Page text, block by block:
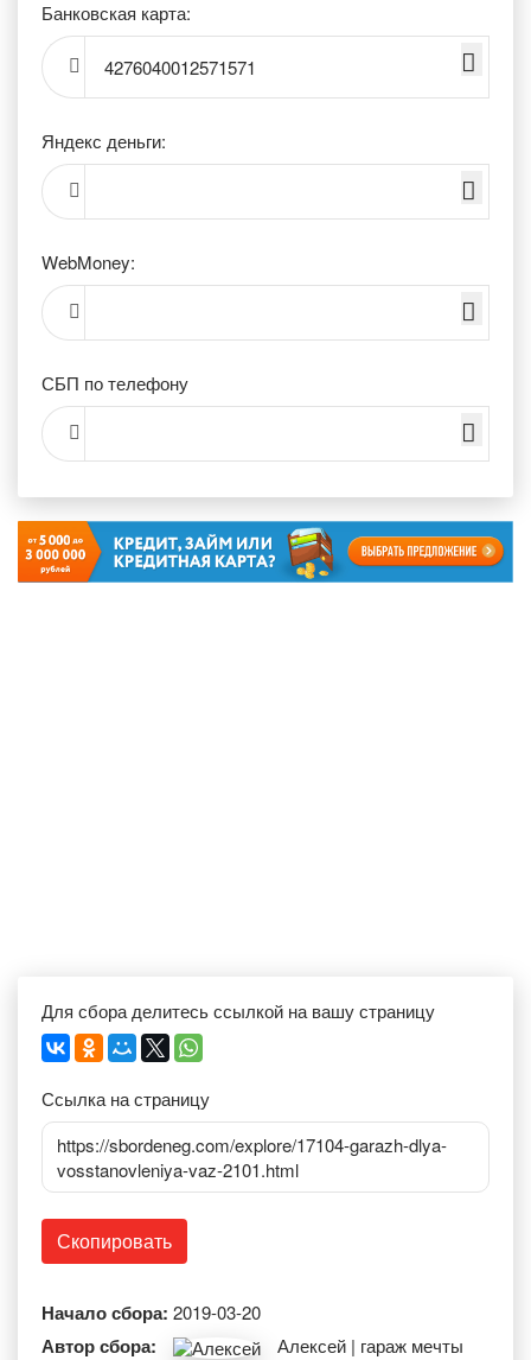
Банковская карта:
4276040012571571
Яндекс деньги:
WebMoney:
СБП по телефону
Для сбора делитесь ссылкой на вашу страницу
Ссылка на страницу
https://sbordeneg.com/explore/17104-garazh-dlya-
vosstanovleniya-vaz-2101.html
Скопировать
Начало сбора: 2019-03-20
Автор сбора: Алексей | гараж мечты